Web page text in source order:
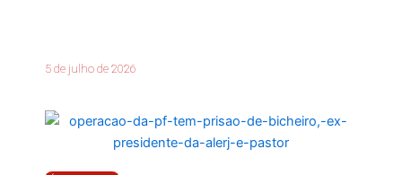
5 de julho de 2026